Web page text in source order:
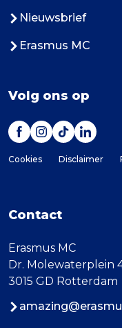
Nieuwsbrief
Erasmus MC
Volg ons op
Cookies Disclaimer
Contact
Erasmus MC
Dr. Molewaterplein
3015 GD Rotterdam